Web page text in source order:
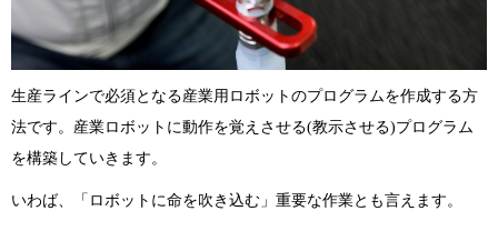
生産ラインで必須となる産業用ロボットのプログラムを作成する方
法です。産業ロボットに動作を覚えさせる(教示させる)プログラム
を構築していきます。
いわば、「ロボットに命を吹き込む」重要な作業とも言えます。